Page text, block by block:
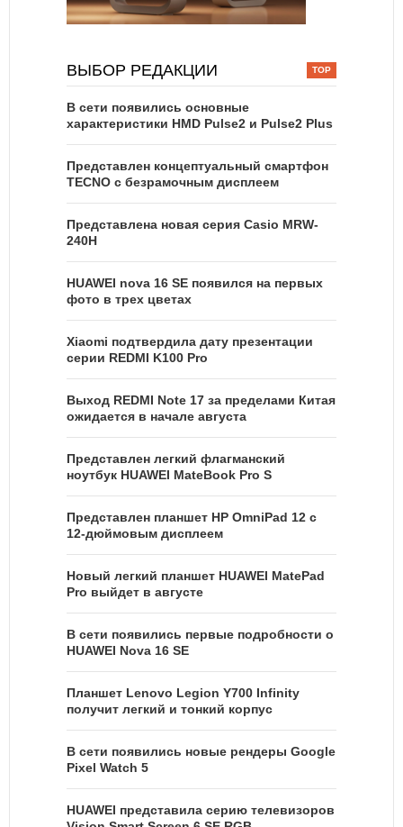
ВЫБОР РЕДАКЦИИ
В сети появились основные
характеристики HMD Pulse2 и Pulse2 Plus
Представлен концептуальный смартфон
TECNO с безрамочным дисплеем
Представлена новая серия Casio MRW-
240H
HUAWEI nova 16 SE появился на первых
фото в трех цветах
Xiaomi подтвердила дату презентации
серии REDMI K100 Pro
Выход REDMI Note 17 за пределами Китая
ожидается в начале августа
Представлен легкий флагманский
ноутбук HUAWEI MateBook Pro S
Представлен планшет HP OmniPad 12 с
12-дюймовым дисплеем
Новый легкий планшет HUAWEI MatePad
Pro выйдет в августе
В сети появились первые подробности о
HUAWEI Nova 16 SE
Планшет Lenovo Legion Y700 Infinity
получит легкий и тонкий корпус
В сети появились новые рендеры Google
Pixel Watch 5
HUAWEI представила серию телевизоров